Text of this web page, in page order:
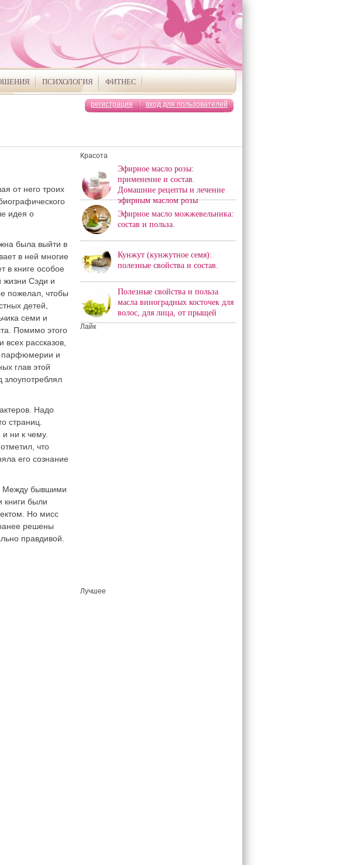
ПСИХОЛОГИЯ ФИТНЕС
регистрация вход для пользователей
от него троих
идея о
была выйти в
в ней многие
в книге особое
жизни Сэди и
пожелал, чтобы
детей,
семи и
Помимо этого
рассказов,
парфюмерии и
глав этой
злоупотреблял
Надо
страниц.
ни к чему.
что
его сознание
Между бывшими
книги были
Но мисс
решены
правдивой.
Красота
Эфирное масло розы:
применение и состав.
Домашние рецепты и лечение
эфирным маслом розы
Эфирное масло можжевельника:
состав и польза.
Кунжут (кунжутное семя):
полезные свойства и состав.
Полезные свойства и польза
масла виноградных косточек для
волос, для лица, от прыщей
Лайк
Лучшее